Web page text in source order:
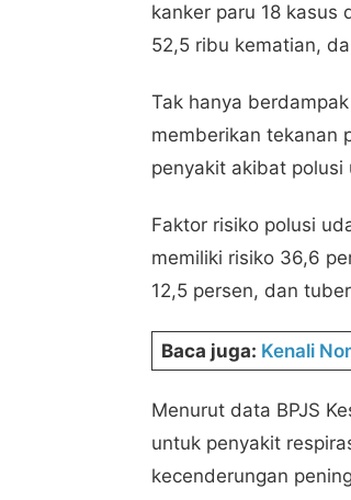
kanker paru 18 kasus
52,5 ribu kematian,
Tak hanya
memberikan tekanan
penyakit akibat polusi
Faktor risiko polusi
memiliki risiko 36,6
12,5 persen, dan
Baca juga: Kenali
Menurut data BPJS
untuk penyakit
kecenderungan